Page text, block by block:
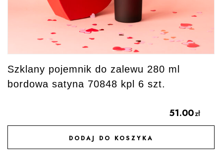
Szklany pojemnik do zalewu 280 ml
bordowa satyna 70848 kpl 6 szt.
51.00zł
DODAJ DO KOSZYKA
DODAJ DO ULUBIONYCH